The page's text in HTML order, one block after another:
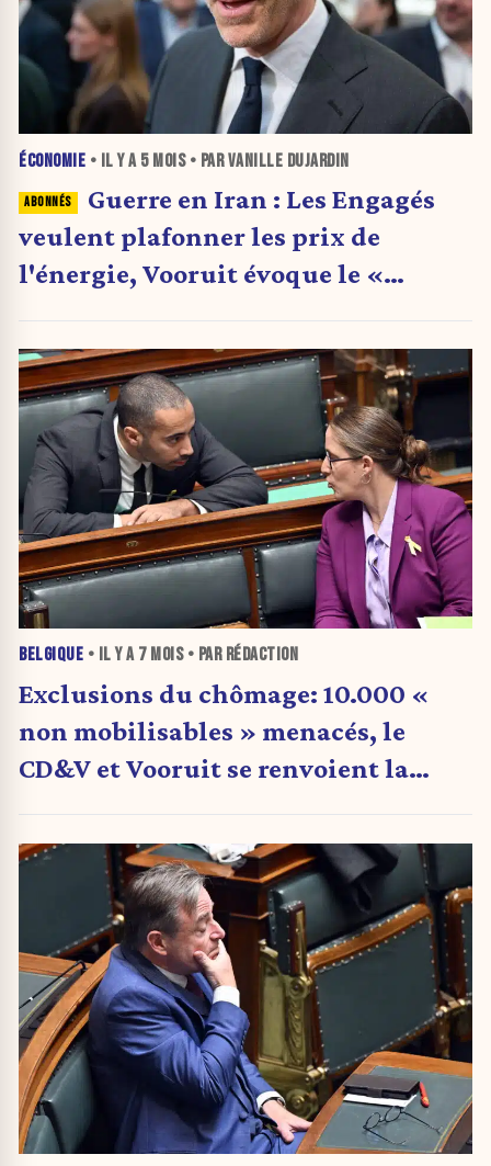
ÉCONOMIE • IL Y A 5 MOIS• PAR VANILLE DUJARDIN
Guerre en Iran : Les Engagés
veulent plafonner les prix de
l'énergie, Vooruit évoque le «
BELGIQUE • IL Y A 7 MOIS• PAR RÉDACTION
Exclusions du chômage: 10.000 «
non mobilisables » menacés, le
CD&V et Vooruit se renvoient la